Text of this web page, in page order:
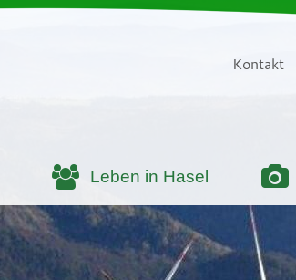
Kontakt
Leben in Hasel